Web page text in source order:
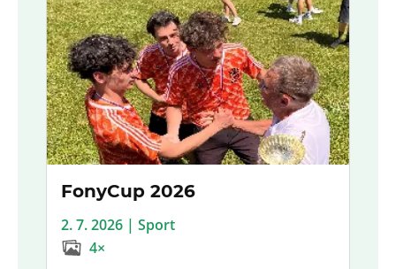
FonyCup 2026
2. 7. 2026 | Sport
4×